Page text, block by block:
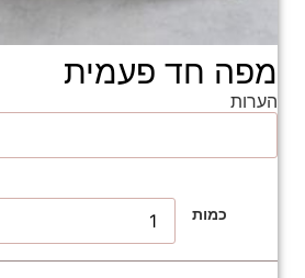
מפה חד פעמית
הערות
כמות